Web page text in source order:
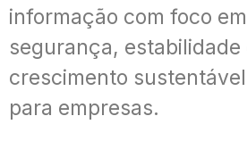
informação com foco em
segurança, estabilidade
crescimento sustentável
para empresas.